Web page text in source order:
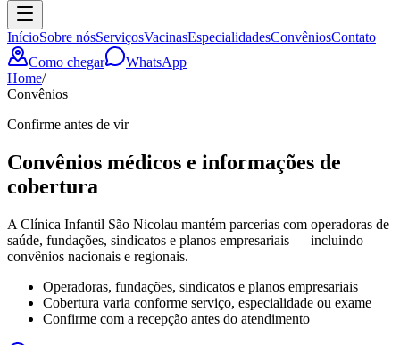
InícioSobre nósServiçosVacinasEspecialidadesConvêniosContato
Como chegar
WhatsApp
Home/
Convênios
Confirme antes de vir
Convênios médicos e informações de
cobertura
A Clínica Infantil São Nicolau mantém parcerias com operadoras de
saúde, fundações, sindicatos e planos empresariais — incluindo
convênios nacionais e regionais.
Operadoras, fundações, sindicatos e planos empresariais
Cobertura varia conforme serviço, especialidade ou exame
Confirme com a recepção antes do atendimento